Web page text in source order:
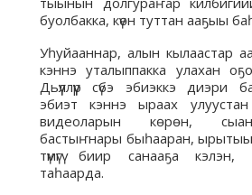
буолбакка, күөн туттан ааҕыы
Уһуйааннар, алын кылаастар
кэннэ уталыппакка улахан
Дьүүллүүр сүбэ эбиэккэ диэри
эбиэт кэннэ ыраах
видеоларын көрөн,
бастыҥнары быһааран, ырытыы,
түмүгү биир санааҕа кэлэн,
таһаарда.